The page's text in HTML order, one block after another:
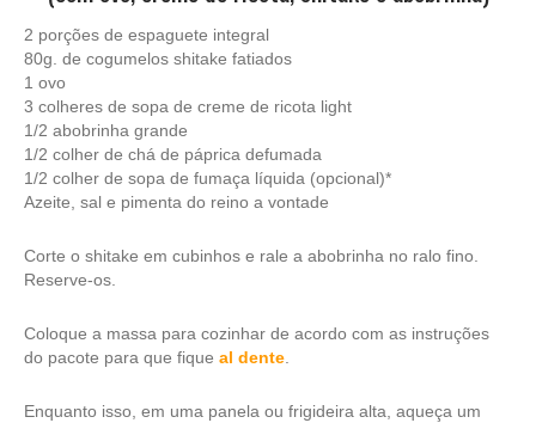
2 porções de espaguete integral
80g. de cogumelos shitake fatiados
1 ovo
3 colheres de sopa de creme de ricota light
1/2 abobrinha grande
1/2 colher de chá de páprica defumada
1/2 colher de sopa de fumaça líquida (opcional)*
Azeite, sal e pimenta do reino a vontade
Corte o shitake em cubinhos e rale a abobrinha no ralo fino.
Reserve-os.
Coloque a massa para cozinhar de acordo com as instruções
do pacote para que fique al dente
Enquanto isso, em uma panela ou frigideira alta, aqueça um